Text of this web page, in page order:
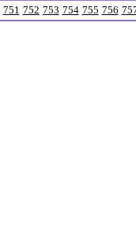
751 752 753 754 755 756